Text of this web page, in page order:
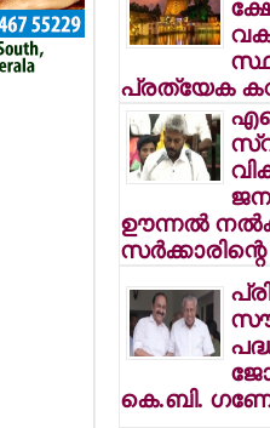
പ്രത്യേക
ഊന്നല്‍
കെ.ബി.